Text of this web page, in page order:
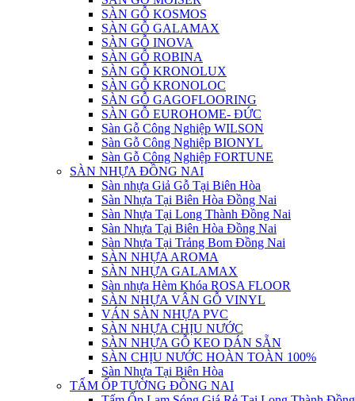
SÀN GỖ KOSMOS
SÀN GỖ GALAMAX
SÀN GỖ INOVA
SÀN GỖ ROBINA
SÀN GỖ KRONOLUX
SÀN GỖ KRONOLOC
SÀN GỖ GAGOFLOORING
SÀN GỖ EUROHOME- ĐỨC
Sàn Gỗ Công Nghiệp WILSON
Sàn Gỗ Công Nghiệp BIONYL
Sàn Gỗ Công Nghiệp FORTUNE
SÀN NHỰA ĐỒNG NAI
Sàn nhựa Giả Gỗ Tại Biên Hòa
Sàn Nhựa Tại Biên Hòa Đồng Nai
Sàn Nhựa Tại Long Thành Đồng Nai
Sàn Nhựa Tại Biên Hòa Đồng Nai
Sàn Nhựa Tại Trảng Bom Đồng Nai
SÀN NHỰA AROMA
SÀN NHỰA GALAMAX
Sàn nhựa Hèm Khóa ROSA FLOOR
SÀN NHỰA VÂN GỖ VINYL
VÁN SÀN NHỰA PVC
SÀN NHỰA CHỊU NƯỚC
SÀN NHỰA GỖ KEO DÁN SẴN
SÀN CHỊU NƯỚC HOÀN TOÀN 100%
Sàn Nhựa Tại Biên Hòa
TẤM ỐP TƯỜNG ĐỒNG NAI